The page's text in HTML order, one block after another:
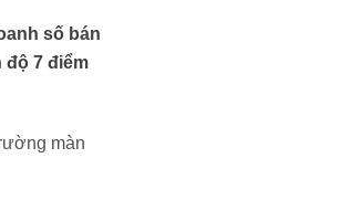
số bán
độ 7 điểm
màn